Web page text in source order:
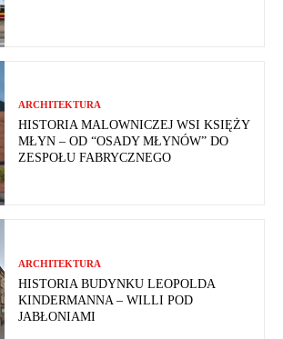
ARCHITEKTURA
HISTORIA MALOWNICZEJ WSI KSIĘŻY
MŁYN – OD “OSADY MŁYNÓW” DO
ZESPOŁU FABRYCZNEGO
ARCHITEKTURA
HISTORIA BUDYNKU LEOPOLDA
KINDERMANNA – WILLI POD
JABŁONIAMI